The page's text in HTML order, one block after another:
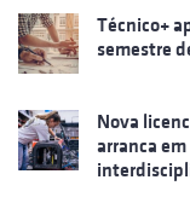
Técnico+
semestre
Nova
arranca